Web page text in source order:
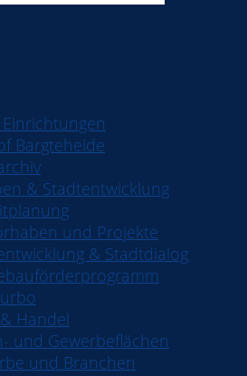
Bargteheide
& Stadtentwicklung
und Projekte
& Stadtdialog
Handel
und Gewerbeflächen
und Branchen